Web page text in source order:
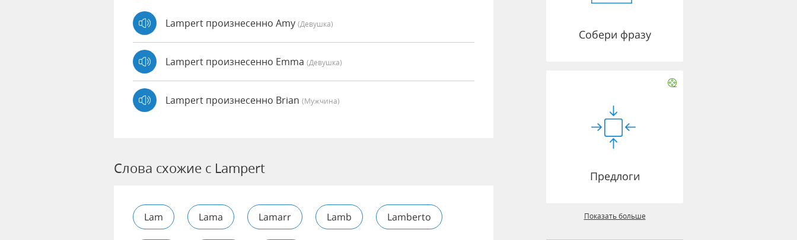
Lampert произнесенно Amy (девушка)
Lampert произнесенно Emma (девушка)
Lampert произнесенно Brian (мужчина)
Слова схожие с Lampert
Lam Lama Lamarr Lamb Lamberto
Собери фразу
Предлоги
Показать больше